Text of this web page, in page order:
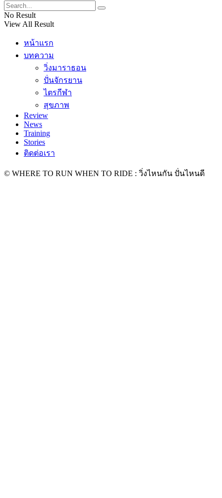
No Result
View All Result
หน้าแรก
บทความ
วิ่งมาราธอน
ปั่นจักรยาน
ไตรกีฬา
สุขภาพ
Review
News
Training
Stories
ติดต่อเรา
© WHERE TO RUN WHEN TO RIDE : วิ่งไหนกัน ปั่นไหนดี